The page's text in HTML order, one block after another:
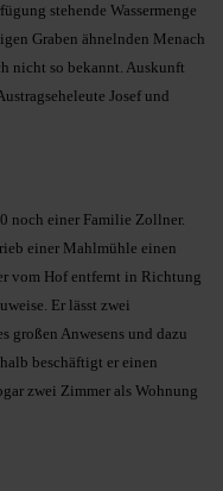
stehende Wassermenge
Graben ähnelnden Menach
nicht so bekannt. Auskunft
Josef und
noch einer Familie Zollner.
einer Mahlmühle einen
vom Hof entfernt in Richtung
Er lässt zwei
großen Anwesens und dazu
beschäftigt er einen
zwei Zimmer als Wohnung